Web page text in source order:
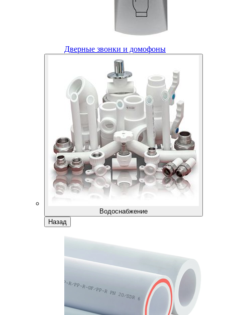
Дверные звонки и домофоны
Водоснабжение
Назад